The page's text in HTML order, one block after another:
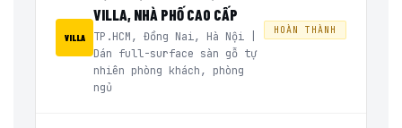
VILLA
VILLA, NHÀ PHỐ CAO CẤP
TP.HCM, Đồng Nai, Hà Nội |
Dán full-surface sàn gỗ tự
nhiên phòng khách, phòng
ngủ
HOÀN THÀNH